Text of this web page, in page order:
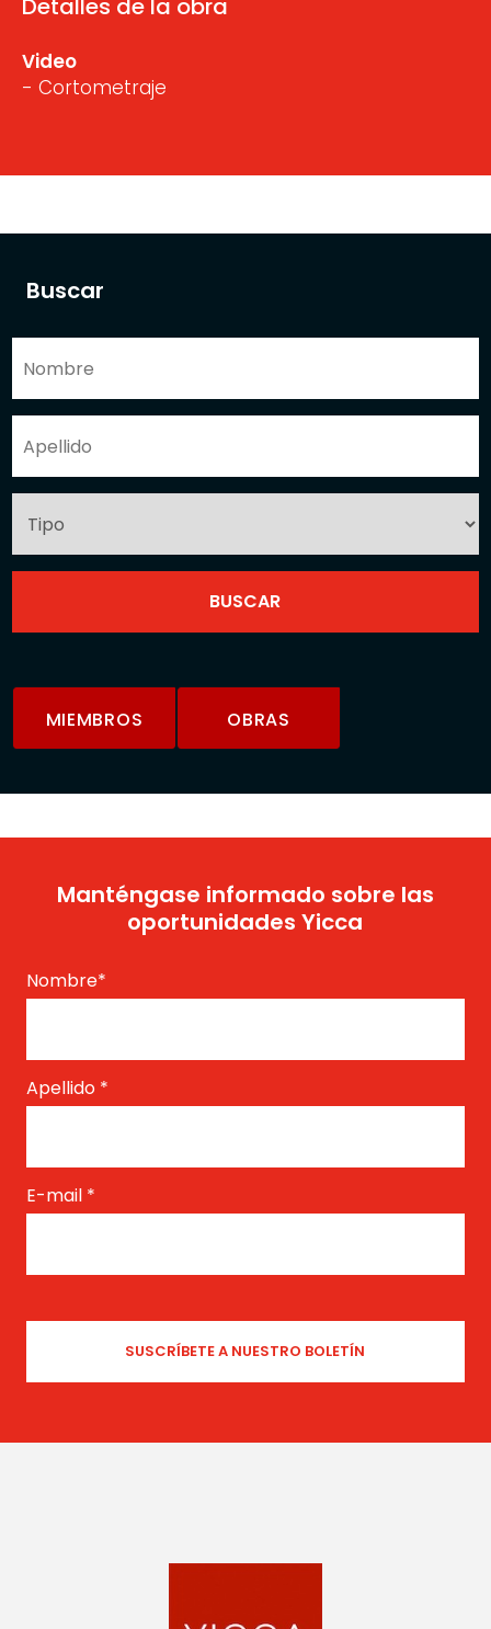
Buscar
MIEMBROS OBRAS
Detalles de la obra
Video
- Cortometraje
Manténgase informado sobre las
oportunidades Yicca
Nombre*
Apellido *
E-mail *